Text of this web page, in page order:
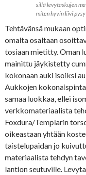
sillä levytaskujen
miten hyvin liivi
Tehtävänsä mukaan
omalta osaltaan
tosiaan mietitty. Oman
mainittu jäykistetty
kokonaan auki isoiksi
Aukkojen
samaa luokkaa, ellei
verkkomateriaalista
Foxdura/Templarin
oikeastaan yhtään
taistelupaidan jo
materiaalista tehdyn
lantion seutuville.